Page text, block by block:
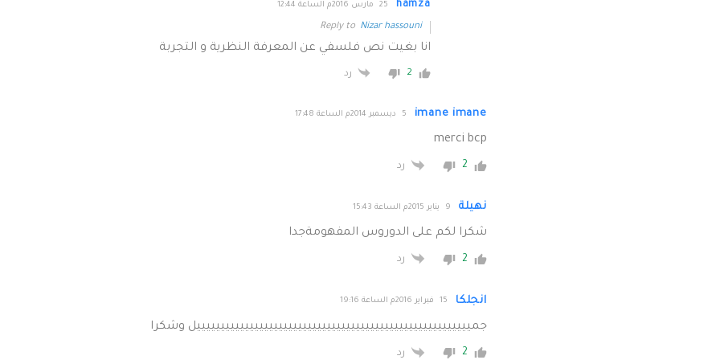
hamza 25 مارس 2016م الساعة 12:44
Reply to Nizar hassouni
انا بغيت نص فلسفي عن المعرفة النظرية و التجربة
2 رد
imane imane 5 ديسمبر 2014م الساعة 17:48
merci bcp
2 رد
نهيلة 9 يناير 2015م الساعة 15:43
شكرا لكم على الدوروس المفهومةجدا
2 رد
انجلكا 15 فبراير 2016م الساعة 19:16
جميييييييييييييييييييييييييييييييييييييييييييييييييييييييييل وشكرا
2 رد